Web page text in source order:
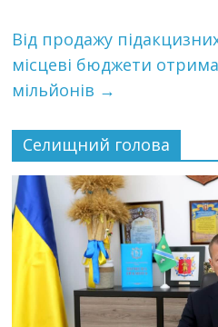
Від продажу
місцеві бюджети
мільйонів →
Селищний голова